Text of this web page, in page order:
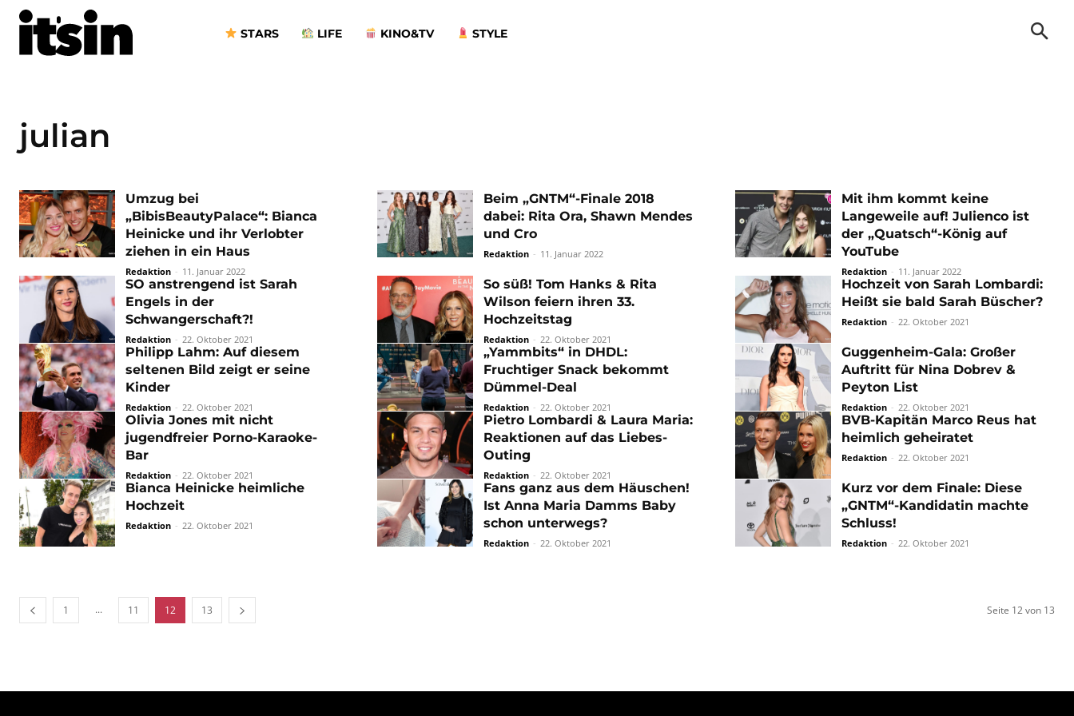
STARS LIFE KINO&TV STYLE
julian
Umzug bei
„BibisBeautyPalace“: Bianca
Heinicke und ihr Verlobter
ziehen in ein Haus
Redaktion - 11. Januar 2022
Beim „GNTM“-Finale 2018
dabei: Rita Ora, Shawn Mendes
und Cro
Redaktion - 11. Januar 2022
Mit ihm kommt keine
Langeweile auf! Julienco ist
der „Quatsch“-König auf
YouTube
Redaktion - 11. Januar 2022
SO anstrengend ist Sarah
Engels in der
Schwangerschaft?!
Redaktion - 22. Oktober 2021
So süß! Tom Hanks & Rita
Wilson feiern ihren 33.
Hochzeitstag
Redaktion - 22. Oktober 2021
Hochzeit von Sarah Lombardi:
Heißt sie bald Sarah Büscher?
Redaktion - 22. Oktober 2021
Philipp Lahm: Auf diesem
seltenen Bild zeigt er seine
Kinder
Redaktion - 22. Oktober 2021
„Yammbits“ in DHDL:
Fruchtiger Snack bekommt
Dümmel-Deal
Redaktion - 22. Oktober 2021
Guggenheim-Gala: Großer
Auftritt für Nina Dobrev &
Peyton List
Redaktion - 22. Oktober 2021
Olivia Jones mit nicht
jugendfreier Porno-Karaoke-
Bar
Redaktion - 22. Oktober 2021
Pietro Lombardi & Laura Maria:
Reaktionen auf das Liebes-
Outing
Redaktion - 22. Oktober 2021
BVB-Kapitän Marco Reus hat
heimlich geheiratet
Redaktion - 22. Oktober 2021
Bianca Heinicke heimliche
Hochzeit
Redaktion - 22. Oktober 2021
Fans ganz aus dem Häuschen!
Ist Anna Maria Damms Baby
schon unterwegs?
Redaktion - 22. Oktober 2021
Kurz vor dem Finale: Diese
„GNTM“-Kandidatin machte
Schluss!
Redaktion - 22. Oktober 2021
1 ... 11 12 13 Seite 12 von 13